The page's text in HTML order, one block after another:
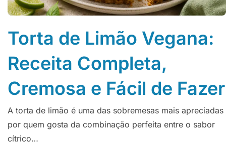
Torta de Limão Vegana:
Receita Completa,
Cremosa e Fácil de Fazer
A torta de limão é uma das sobremesas mais apreciadas
por quem gosta da combinação perfeita entre o sabor
cítrico…